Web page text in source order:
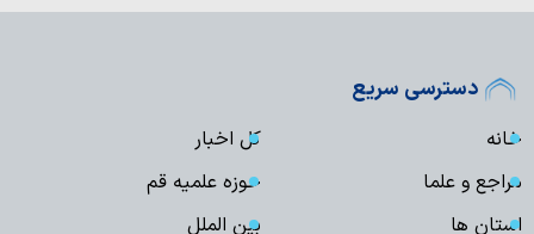
دسترسی سریع
خانه
کل اخبار
مراجع و علما
حوزه علمیه قم
استان ها
بین الملل